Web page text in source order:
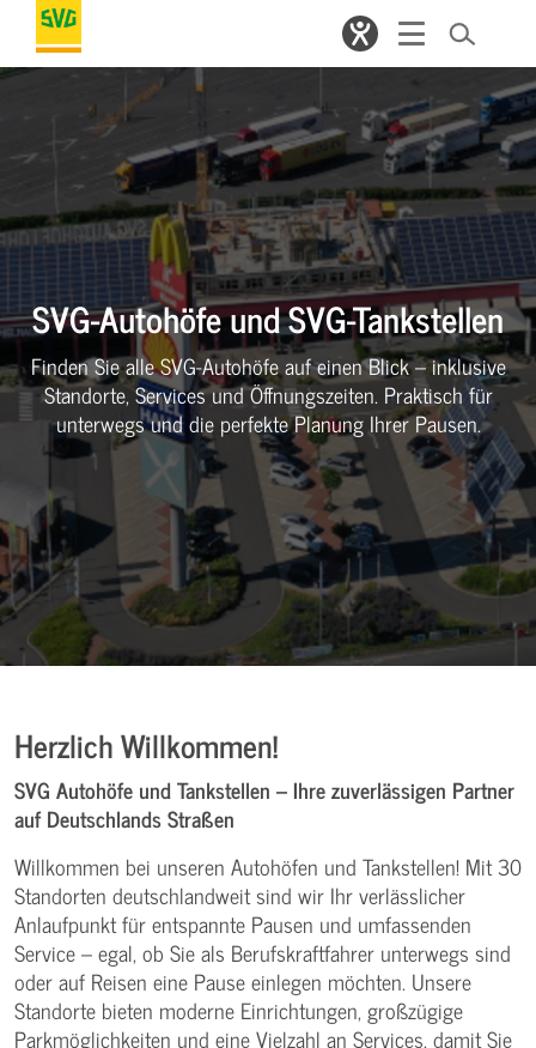
SVG-Autohöfe und SVG-Tankstellen
Finden Sie alle SVG-Autohöfe auf einen Blick – inklusive
Standorte, Services und Öffnungszeiten. Praktisch für
unterwegs und die perfekte Planung Ihrer Pausen.
Herzlich Willkommen!
SVG Autohöfe und Tankstellen – Ihre zuverlässigen Partner
auf Deutschlands Straßen
Willkommen bei unseren Autohöfen und Tankstellen! Mit 30
Standorten deutschlandweit sind wir Ihr verlässlicher
Anlaufpunkt für entspannte Pausen und umfassenden
Service – egal, ob Sie als Berufskraftfahrer unterwegs sind
oder auf Reisen eine Pause einlegen möchten. Unsere
Standorte bieten moderne Einrichtungen, großzügige
Parkmöglichkeiten und eine Vielzahl an Services, damit Sie